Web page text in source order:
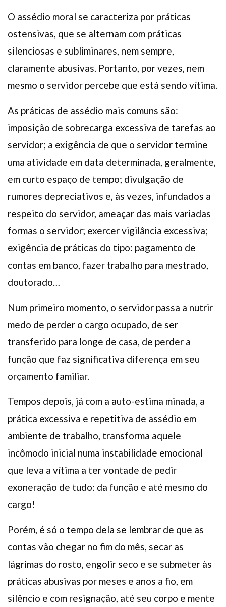
O assédio moral se caracteriza por práticas
ostensivas, que se alternam com práticas
silenciosas e subliminares, nem sempre,
claramente abusivas. Portanto, por vezes, nem
mesmo o servidor percebe que está sendo vítima.
As práticas de assédio mais comuns são:
imposição de sobrecarga excessiva de tarefas ao
servidor; a exigência de que o servidor termine
uma atividade em data determinada, geralmente,
em curto espaço de tempo; divulgação de
rumores depreciativos e, às vezes, infundados a
respeito do servidor, ameaçar das mais variadas
formas o servidor; exercer vigilância excessiva;
exigência de práticas do tipo: pagamento de
contas em banco, fazer trabalho para mestrado,
doutorado…
Num primeiro momento, o servidor passa a nutrir
medo de perder o cargo ocupado, de ser
transferido para longe de casa, de perder a
função que faz significativa diferença em seu
orçamento familiar.
Tempos depois, já com a auto-estima minada, a
prática excessiva e repetitiva de assédio em
ambiente de trabalho, transforma aquele
incômodo inicial numa instabilidade emocional
que leva a vítima a ter vontade de pedir
exoneração de tudo: da função e até mesmo do
cargo!
Porém, é só o tempo dela se lembrar de que as
contas vão chegar no fim do mês, secar as
lágrimas do rosto, engolir seco e se submeter às
práticas abusivas por meses e anos a fio, em
silêncio e com resignação, até seu corpo e mente